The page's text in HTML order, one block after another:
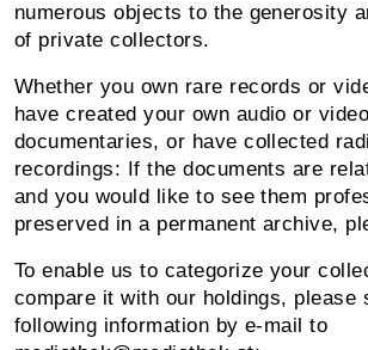
numerous objects to the generosity
of private collectors.
Whether you own rare records or
have created your own audio or video
documentaries, or have collected
recordings: If the documents are
and you would like to see them
preserved in a permanent archive,
To enable us to categorize your
compare it with our holdings, please
following information by e-mail to